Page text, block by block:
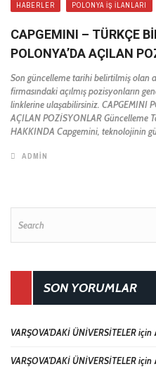
HABERLER POLONYA İŞ İLANLARI
CAPGEMINI – TÜRKÇE
POLONYA’DA AÇILAN
Son güncelleme tarihi belirtilmiş olan
firmasındaki açılmış pozisyonların
linklerine ulaşabilirsiniz. CAPGEMINI
AÇILAN POZİSYONLAR Güncelleme
HAKKINDA Capgemini, teknolojinin
ADMIN
SON YORUMLAR
VARŞOVA’DAKİ ÜNİVERSİTELERiçin
VARŞOVA’DAKİ ÜNİVERSİTELERiçin